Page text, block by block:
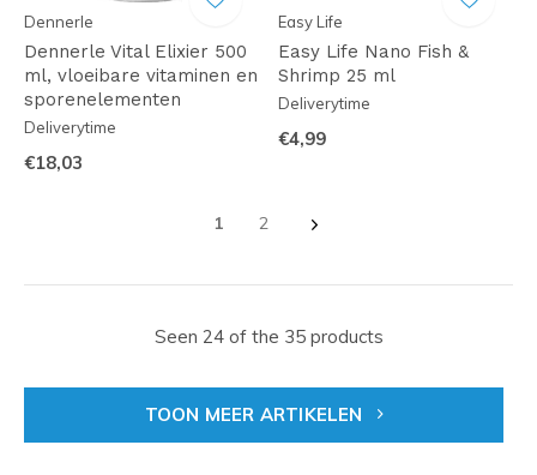
Dennerle
Dennerle Vital Elixier 500
ml, vloeibare vitaminen en
sporenelementen
Deliverytime
€18,03
Easy Life
Easy Life Nano Fish &
Shrimp 25 ml
Deliverytime
€4,99
1 2
Seen 24 of the 35 products
TOON MEER ARTIKELEN